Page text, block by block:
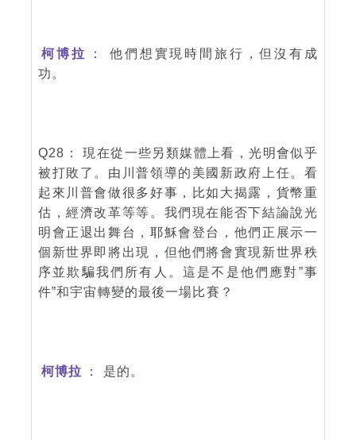
柯博拉
： 他們想實現時間旅行，但沒有成
功。
Q28： 現在從一些另類媒體上看，光明會似乎
被打敗了。由川普領導的美國新政府上任。看
起來川普會做很多好事，比如大揭露，貨幣重
估，經濟改革等等。我們現在能否下結論說光
明會正退出舞台，耶穌會登台，他們正展示一
個新世界即將出現，但他們將會實現新世界秩
序並欺騙我們所有人。這是不是他們應對”事
件”和宇宙轉變的最後一場比賽？
柯博拉 ： 是的。